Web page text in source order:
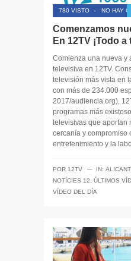
780 VISTO - NO HAY
Comenzamos
En 12TV ¡Todo
Comienza una nueva y
televisiva en 12TV.
televisión más vista en
con más de 234.000
2017/audiencia.org),
programas más
televisivas que aportan
cercanía y compromiso
entretenimiento y la
POR 12TV ─ IN:
NOTÍCIES 12, ÚLTIMOS
VÍDEO DEL DÍA